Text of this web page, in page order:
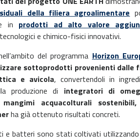
della filiera agroalimentare
in prodotti ad alto valore
e chimico-fisici innovativi.
del programma Horizon
sottoprodotti provenienti dalle
e avicola, convertendoli in
produzione di integratori di
mangimi acquacolturali
ha già ottenuto risultati concreti.
e batteri sono stati coltivati